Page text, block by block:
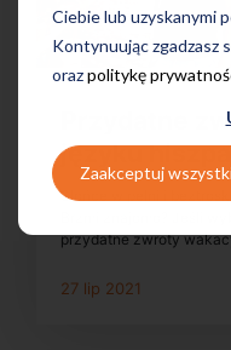
Ciebie lub uzyskanymi
Kontynuując zgadzasz
orazpolitykę
Zaakceptuj
Przydatne
języku
Słońce w pełni i
przydatne zwroty
27 lip 2021